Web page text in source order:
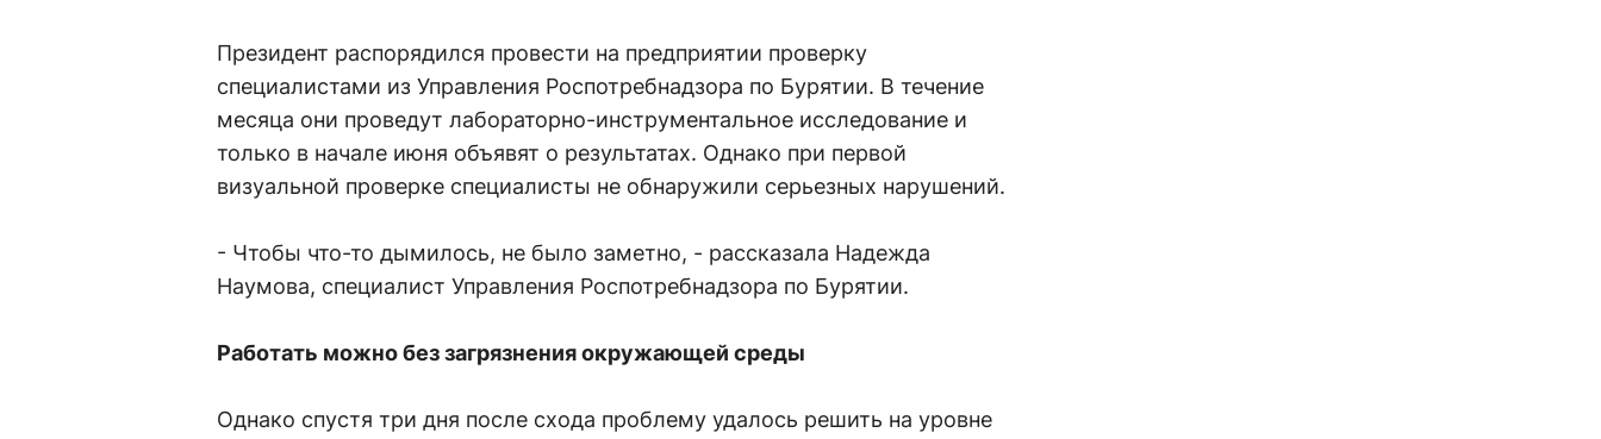
Президент распорядился провести на предприятии проверку
специалистами из Управления Роспотребнадзора по Бурятии. В течение
месяца они проведут лабораторно-инструментальное исследование и
только в начале июня объявят о результатах. Однако при первой
визуальной проверке специалисты не обнаружили серьезных нарушений.
- Чтобы что-то дымилось, не было заметно, - рассказала Надежда
Наумова, специалист Управления Роспотребнадзора по Бурятии.
Работать можно без загрязнения окружающей среды
Однако спустя три дня после схода проблему удалось решить на уровне